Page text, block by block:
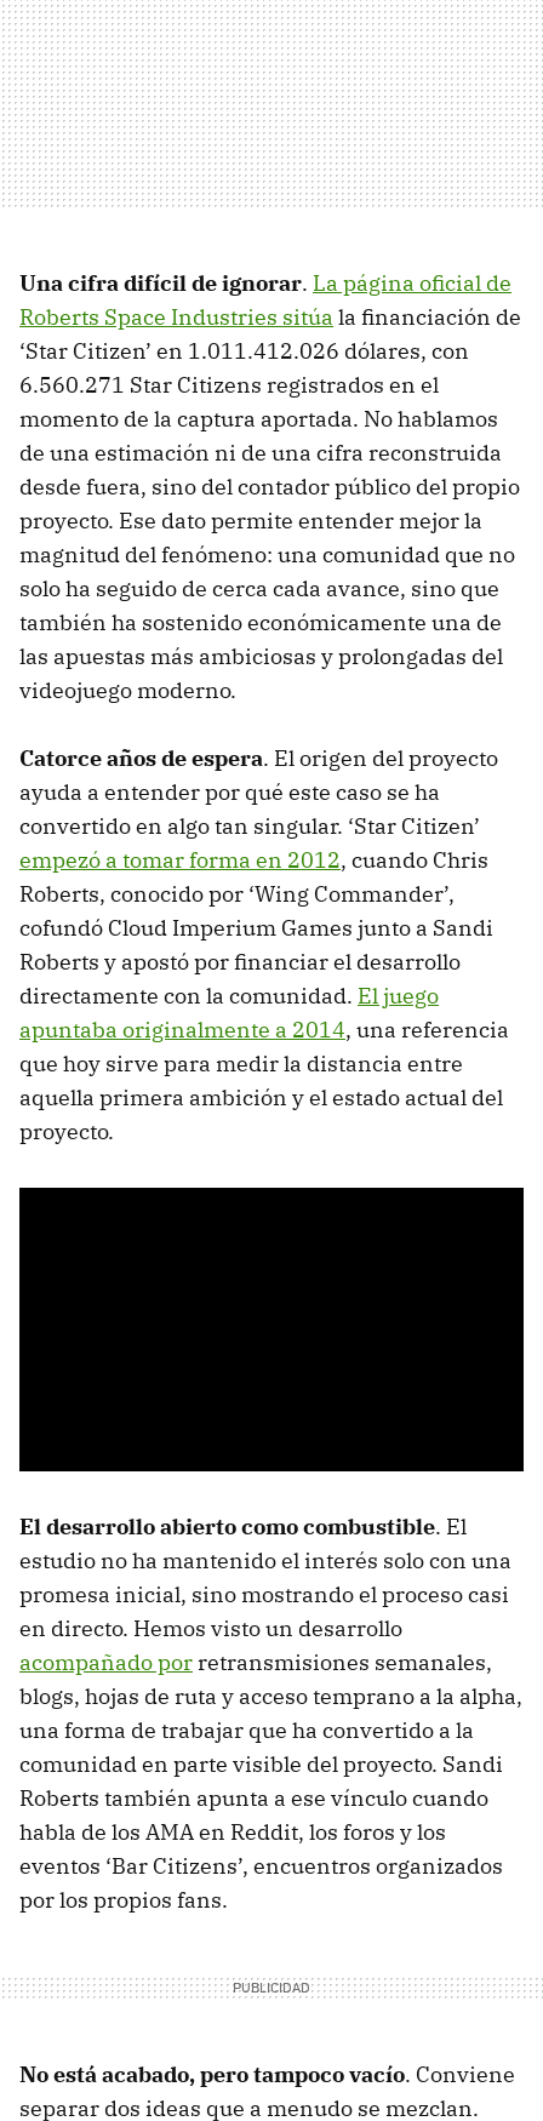
Una cifra difícil de ignorar. La página oficial de
Roberts Space Industries sitúa la financiación de
‘Star Citizen’ en 1.011.412.026 dólares, con
6.560.271 Star Citizens registrados en el
momento de la captura aportada. No hablamos
de una estimación ni de una cifra reconstruida
desde fuera, sino del contador público del propio
proyecto. Ese dato permite entender mejor la
magnitud del fenómeno: una comunidad que no
solo ha seguido de cerca cada avance, sino que
también ha sostenido económicamente una de
las apuestas más ambiciosas y prolongadas del
videojuego moderno.
Catorce años de espera. El origen del proyecto
ayuda a entender por qué este caso se ha
convertido en algo tan singular. ‘Star Citizen’
empezó a tomar forma en 2012, cuando Chris
Roberts, conocido por ‘Wing Commander’,
cofundó Cloud Imperium Games junto a Sandi
Roberts y apostó por financiar el desarrollo
directamente con la comunidad. El juego
apuntaba originalmente a 2014, una referencia
que hoy sirve para medir la distancia entre
aquella primera ambición y el estado actual del
proyecto.
El desarrollo abierto como combustible. El
estudio no ha mantenido el interés solo con una
promesa inicial, sino mostrando el proceso casi
en directo. Hemos visto un desarrollo
acompañado por retransmisiones semanales,
blogs, hojas de ruta y acceso temprano a la alpha,
una forma de trabajar que ha convertido a la
comunidad en parte visible del proyecto. Sandi
Roberts también apunta a ese vínculo cuando
habla de los AMA en Reddit, los foros y los
eventos ‘Bar Citizens’, encuentros organizados
por los propios fans.
No está acabado, pero tampoco vacío. Conviene
separar dos ideas que a menudo se mezclan.